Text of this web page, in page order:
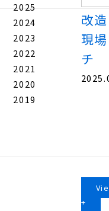
2025
2024
2023
2022
2021
2020
2019
改
現
チ
+